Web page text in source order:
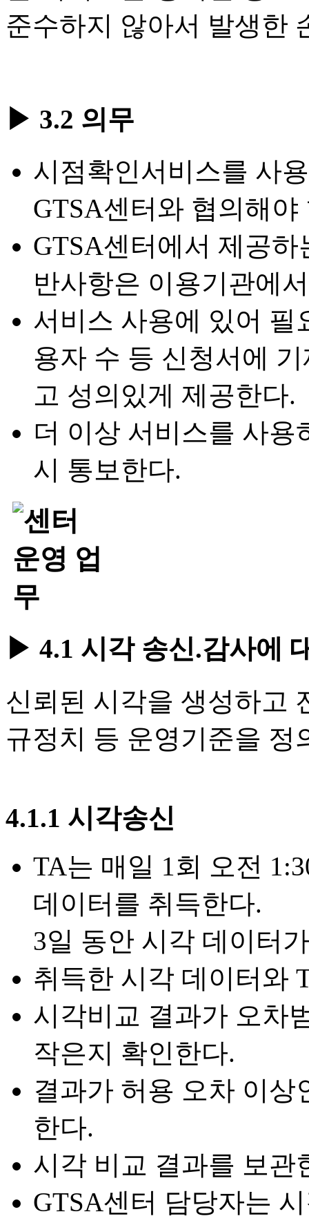
준수하지 않아서 발생한
▶ 3.2 의무
시점확인서비스를 사
GTSA센터와 협의해야
GTSA센터에서 제공
반사항은 이용기관에
서비스 사용에 있어 필
용자 수 등 신청서에
고 성의있게 제공한다.
더 이상 서비스를 사용
시 통보한다.
▶ 4.1 시각 송신.감사에
신뢰된 시각을 생성하고
규정치 등 운영기준을 정
4.1.1 시각송신
TA는 매일 1회 오전
데이터를 취득한다.
3일 동안 시각 데이터
취득한 시각 데이터와
시각비교 결과가 오차
작은지 확인한다.
결과가 허용 오차 이
한다.
시각 비교 결과를 보관
GTSA센터 담당자는